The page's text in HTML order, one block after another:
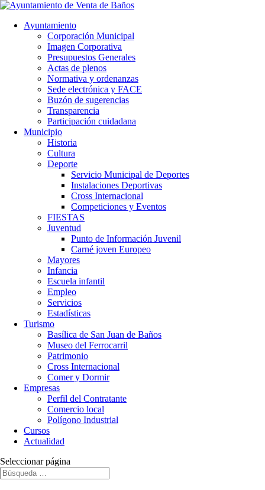
Ayuntamiento
Corporación Municipal
Imagen Corporativa
Presupuestos Generales
Actas de plenos
Normativa y ordenanzas
Sede electrónica y FACE
Buzón de sugerencias
Transparencia
Participación cuidadana
Municipio
Historia
Cultura
Deporte
Servicio Municipal de Deportes
Instalaciones Deportivas
Cross Internacional
Competiciones y Eventos
FIESTAS
Juventud
Punto de Información Juvenil
Carné joven Europeo
Mayores
Infancia
Escuela infantil
Empleo
Servicios
Estadísticas
Turismo
Basílica de San Juan de Baños
Museo del Ferrocarril
Patrimonio
Cross Internacional
Comer y Dormir
Empresas
Perfil del Contratante
Comercio local
Polígono Industrial
Cursos
Actualidad
Seleccionar página